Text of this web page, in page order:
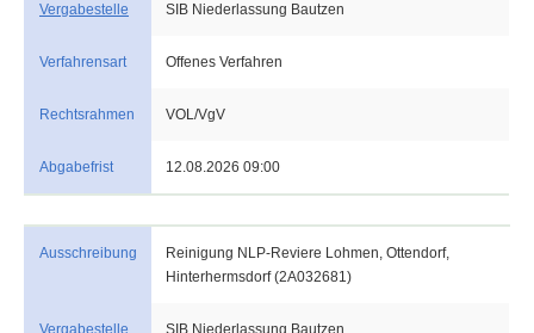
Vergabestelle SIB Niederlassung Bautzen
Verfahrensart Offenes Verfahren
Rechtsrahmen VOL/VgV
Abgabefrist 12.08.2026 09:00
Ausschreibung
Reinigung NLP-Reviere Lohmen, Ottendorf,
Hinterhermsdorf (2A032681)
Vergabestelle SIB Niederlassung Bautzen